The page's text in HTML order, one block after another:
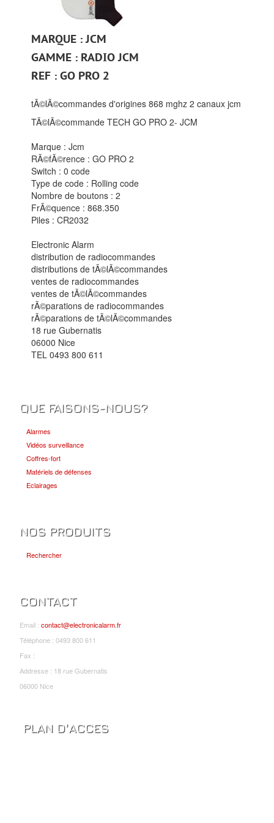
MARQUE : JCM
GAMME : RADIO JCM
REF : GO PRO 2
tÃ©lÃ©commandes d'origines 868 mghz 2 canaux jcm
TÃ©lÃ©commande TECH GO PRO 2- JCM
Marque : Jcm
RÃ©fÃ©rence : GO PRO 2
Switch : 0 code
Type de code : Rolling code
Nombre de boutons : 2
FrÃ©quence : 868.350
Piles : CR2032
Electronic Alarm
distribution de radiocommandes
distributions de tÃ©lÃ©commandes
ventes de radiocommandes
ventes de tÃ©lÃ©commandes
rÃ©parations de radiocommandes
rÃ©parations de tÃ©lÃ©commandes
18 rue Gubernatis
06000 Nice
TEL 0493 800 611
QUE FAISONS-NOUS?
Alarmes
Vidéos surveillance
Coffres-fort
Matériels de défenses
Eclairages
NOS PRODUITS
Rechercher
CONTACT
Email :contact@electronicalarm.fr
Téléphone : 0493 800 611
Fax :
Addresse : 18 rue Gubernatis
06000 Nice
PLAN D'ACCES